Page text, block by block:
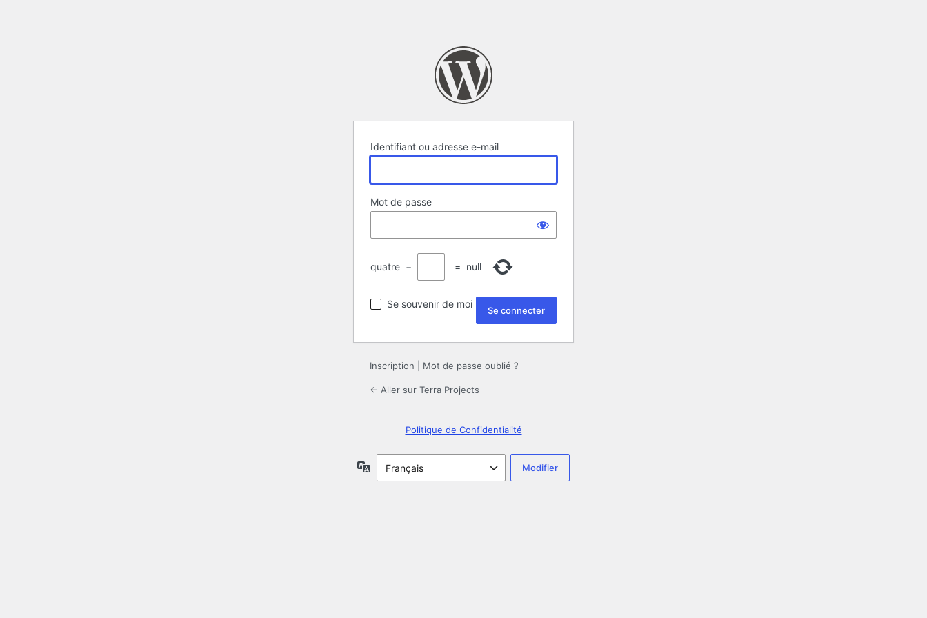
Identifiant ou adresse e-mail
Mot de passe
quatre − = null
Se souvenir de moi
Inscription Mot de passe oublié ?
← Aller sur Terra Projects
Politique de Confidentialité
Langue